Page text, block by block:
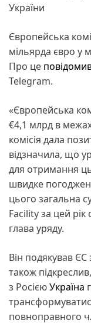
України
Європейська
мільярда євро у
Про це
Telegram.
«Європейська
€4,1 млрд в
комісія дала
відзначила, що
для отримання
швидке
цього загальна
Facility за цей
глава уряду.
Він подякував ЄС
також
з РосієюУкраїна
повноправного